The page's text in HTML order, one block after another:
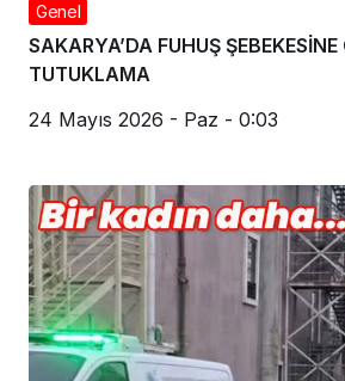
Genel
SAKARYA’DA FUHUŞ
TUTUKLAMA
24 Mayıs 2026 - Paz - 0:03